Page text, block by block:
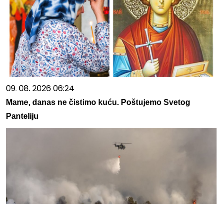
09. 08. 2026 06:24
Mame, danas ne čistimo kuću. Poštujemo Svetog
Panteliju